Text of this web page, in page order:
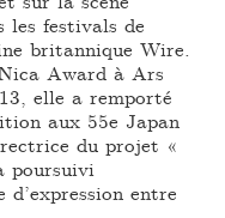
les festivals de
britannique Wire.
Award à Ars
elle a remporté
aux 55e Japan
du projet «
poursuivi
entre